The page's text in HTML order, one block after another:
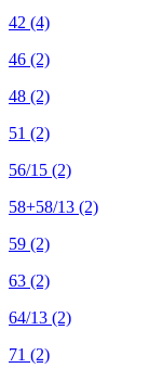
42 (4)
46 (2)
48 (2)
51 (2)
56/15 (2)
58+58/13 (2)
59 (2)
63 (2)
64/13 (2)
71 (2)